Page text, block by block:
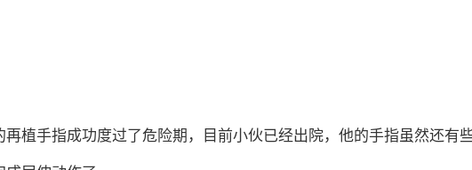
植手指成功度过了危险期，目前小伙已经出院，他的手指虽然还有